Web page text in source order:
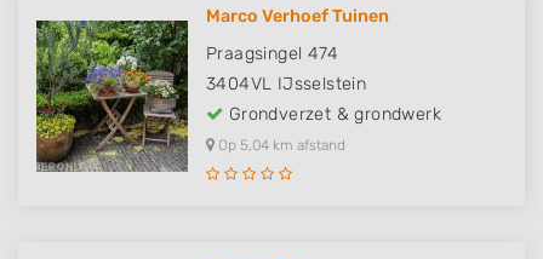
Marco Verhoef Tuinen
Praagsingel 474
3404VL IJsselstein
Grondverzet & grondwerk
Op 5,04 km afstand